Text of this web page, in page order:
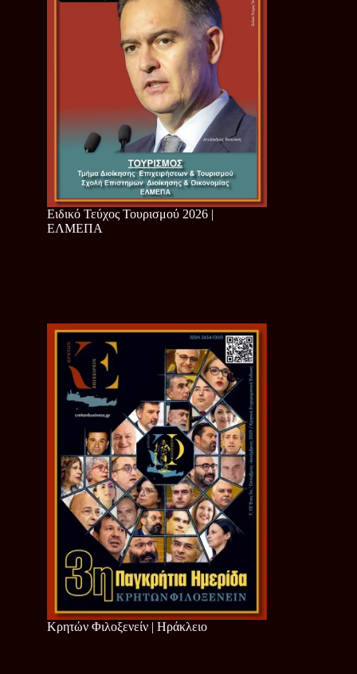
Ειδικό Τεύχος Τουρισμού 2026 |
ΕΛΜΕΠΑ
Κρητών Φιλοξενείν | Ηράκλειο